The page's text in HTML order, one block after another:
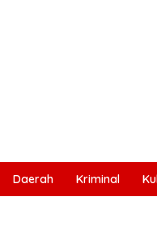
Daerah Kriminal